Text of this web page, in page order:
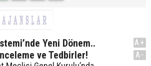
Yeni Dönem..
ve Tedbirler!
A+
A-